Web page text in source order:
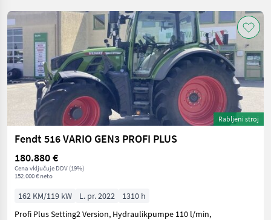
Rabljeni stroj
Fendt 516 VARIO GEN3 PROFI PLUS
180.880 €
Cena vključuje DDV (19%)
152.000 € neto
162 KM/119 kW L. pr. 2022
1310 h
Profi Plus Setting2 Version, Hydraulikpumpe 110 l/min,